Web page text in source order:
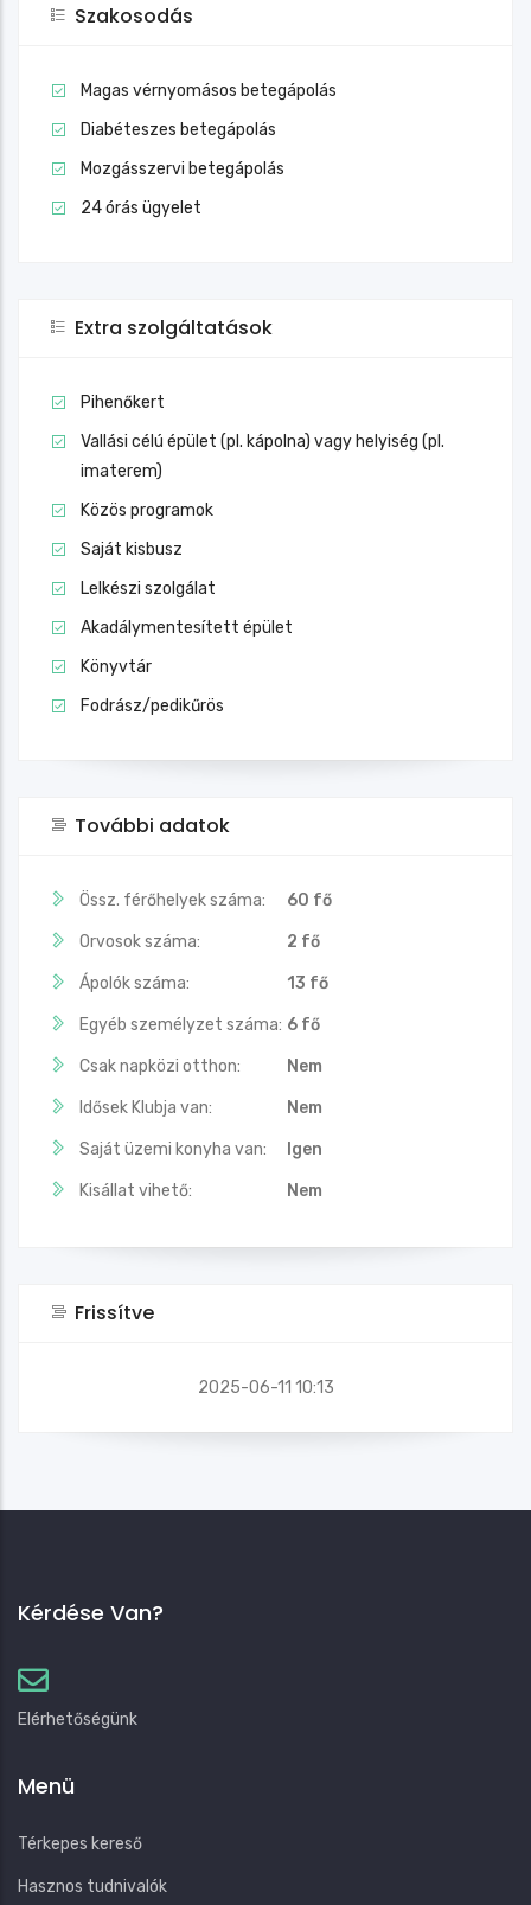
Szakosodás
Magas vérnyomásos betegápolás
Diabéteszes betegápolás
Mozgásszervi betegápolás
24 órás ügyelet
Extra szolgáltatások
Pihenőkert
Vallási célú épület (pl. kápolna) vagy helyiség (pl.
imaterem)
Közös programok
Saját kisbusz
Lelkészi szolgálat
Akadálymentesített épület
Könyvtár
Fodrász/pedikűrös
További adatok
Össz. férőhelyek száma: 60 fő
Orvosok száma: 2 fő
Ápolók száma: 13 fő
Egyéb személyzet száma: 6 fő
Csak napközi otthon: Nem
Idősek Klubja van: Nem
Saját üzemi konyha van: Igen
Kisállat vihető: Nem
Frissítve
2025-06-11 10:13
Kérdése Van?
Elérhetőségünk
Menü
Térkepes kereső
Hasznos tudnivalók